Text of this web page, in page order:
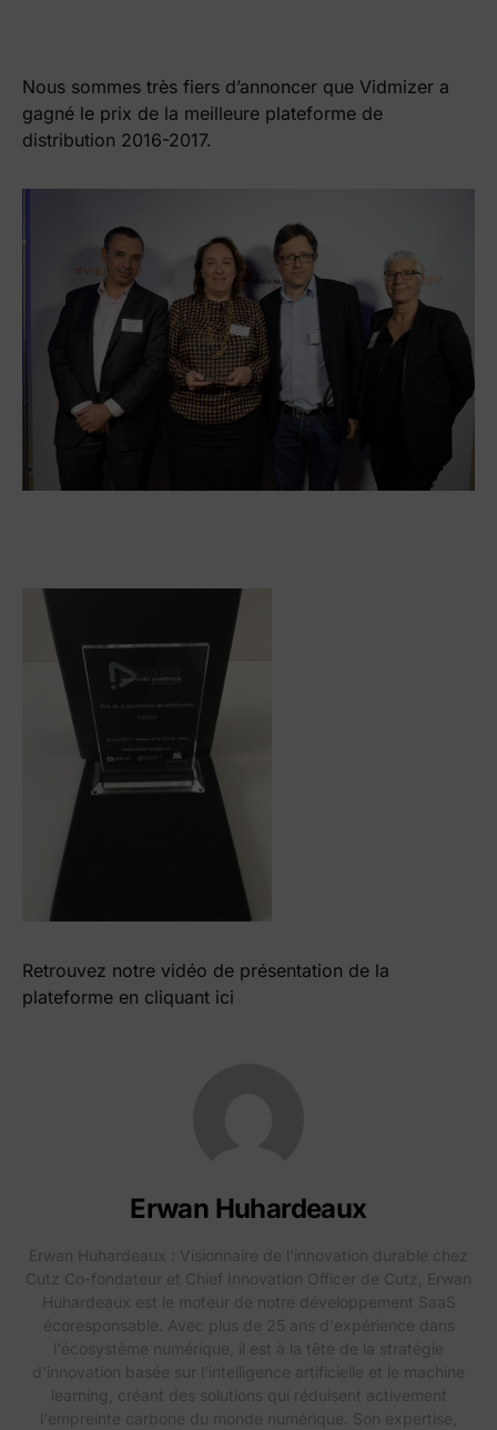
Nous sommes très fiers d’annoncer que Vidmizer a
gagné le prix de la meilleure plateforme de
distribution 2016-2017.
Retrouvez notre vidéo de présentation de la
plateforme en cliquant ici
Erwan Huhardeaux
Erwan Huhardeaux : Visionnaire de l'innovation durable chez
Cutz Co-fondateur et Chief Innovation Officer de Cutz, Erwan
Huhardeaux est le moteur de notre développement SaaS
écoresponsable. Avec plus de 25 ans d'expérience dans
l'écosystème numérique, il est à la tête de la stratégie
d'innovation basée sur l'intelligence artificielle et le machine
learning, créant des solutions qui réduisent activement
l'empreinte carbone du monde numérique. Son expertise,